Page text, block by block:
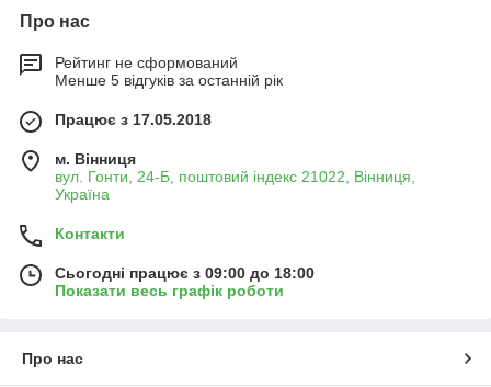
Про нас
Рейтинг не сформований
Менше 5 відгуків за останній рік
Працює з 17.05.2018
м. Вінниця
вул. Гонти, 24-Б, поштовий індекс 21022, Вінниця,
Україна
Контакти
Сьогодні працює з 09:00 до 18:00
Показати весь графік роботи
Про нас